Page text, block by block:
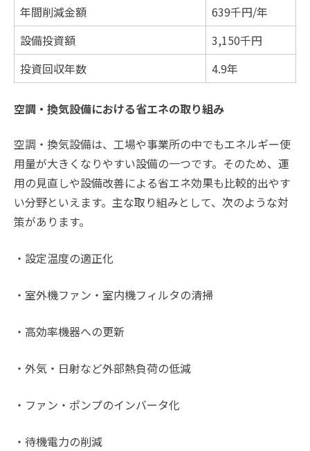
年間削減金額
639千円/年
設備投資額
3,150千円
投資回収年数
4.9年
空調・換気設備における省エネの取り組み
空調・換気設備は、工場や事業所の中でもエネルギー使
用量が大きくなりやすい設備の一つです。そのため、運
用の見直しや設備改善による省エネ効果も比較的出やす
い分野といえます。主な取り組みとして、次のような対
策があります。
・設定温度の適正化
・室外機ファン・室内機フィルタの清掃
・高効率機器への更新
・外気・日射など外部熱負荷の低減
・ファン・ポンプのインバータ化
・待機電力の削減